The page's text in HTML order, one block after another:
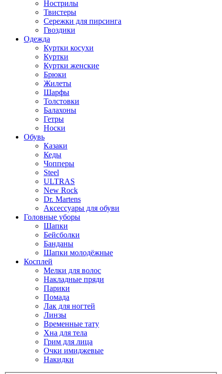
Нострилы
Твистеры
Сережки для пирсинга
Гвоздики
Одежда
Куртки косухи
Куртки
Куртки женские
Брюки
Жилеты
Шарфы
Толстовки
Балахоны
Гетры
Носки
Обувь
Казаки
Кеды
Чопперы
Steel
ULTRAS
New Rock
Dr. Martens
Аксессуары для обуви
Головные уборы
Шапки
Бейсболки
Банданы
Шапки молодёжные
Косплей
Мелки для волос
Накладные пряди
Парики
Помада
Лак для ногтей
Линзы
Временные тату
Хна для тела
Грим для лица
Очки имиджевые
Накидки